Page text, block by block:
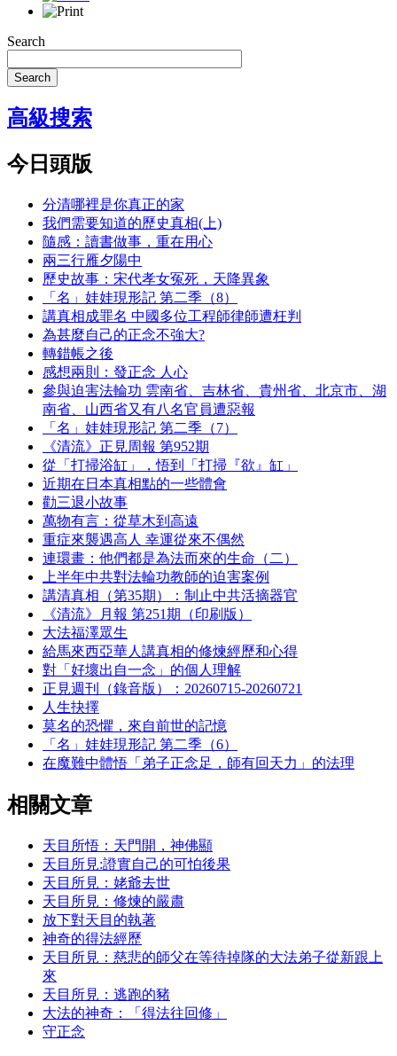
Search
Search
高級搜索
今日頭版
分清哪裡是你真正的家
我們需要知道的歷史真相(上)
隨感：讀書做事，重在用心
兩三行雁夕陽中
歷史故事：宋代孝女冤死，天降異象
「名」娃娃現形記 第二季（8）
講真相成罪名 中國多位工程師律師遭枉判
為甚麼自己的正念不強大?
轉錯帳之後
感想兩則：發正念 人心
參與迫害法輪功 雲南省、吉林省、貴州省、北京市、湖
南省、山西省又有八名官員遭惡報
「名」娃娃現形記 第二季（7）
《清流》正見周報 第952期
從「打掃浴缸」，悟到「打掃『欲』缸」
近期在日本真相點的一些體會
勸三退小故事
萬物有言：從草木到高遠
重症來襲遇高人 幸運從來不偶然
連環畫：他們都是為法而來的生命（二）
上半年中共對法輪功教師的迫害案例
講清真相（第35期）：制止中共活摘器官
《清流》月報 第251期（印刷版）
大法福澤眾生
給馬來西亞華人講真相的修煉經歷和心得
對「好壞出自一念」的個人理解
正見週刊（錄音版）：20260715-20260721
人生抉擇
莫名的恐懼，來自前世的記憶
「名」娃娃現形記 第二季（6）
在魔難中體悟「弟子正念足，師有回天力」的法理
相關文章
天目所悟：天門開，神佛顯
天目所見:證實自己的可怕後果
天目所見：姥爺去世
天目所見：修煉的嚴肅
放下對天目的執著
神奇的得法經歷
天目所見：慈悲的師父在等待掉隊的大法弟子從新跟上
來
天目所見：逃跑的豬
大法的神奇：「得法往回修」
守正念